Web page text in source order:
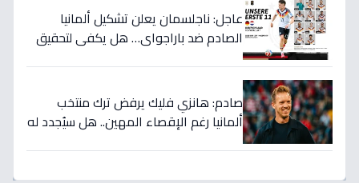
عاجل: ناجلسمان يعلن تشكيل ألمانيا
الصادم ضد باراجواي… هل يكفي لتحقيق
صادم: هانزي فليك يرفض ترك منتخب
ألمانيا رغم الإقصاء المهين.. هل سيُجدد له